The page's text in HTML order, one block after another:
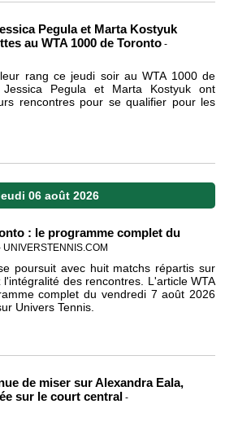
Pegula et Marta Kostyuk
au WTA 1000 de Toronto -
rang ce jeudi soir au WTA 1000 de
Pegula et Marta Kostyuk ont
rencontres pour se qualifier pour les
06 août 2026
: le programme complet du
UNIVERSTENNIS.COM
poursuit avec huit matchs répartis sur
des rencontres. L'article WTA
complet du vendredi 7 août 2026
Univers Tennis.
de miser sur Alexandra Eala,
sur le court central -